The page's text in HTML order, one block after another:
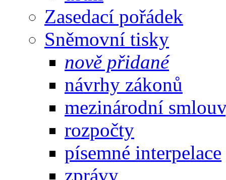
Zasedací pořádek
Sněmovní tisky
nově přidané
návrhy zákonů
mezinárodní
rozpočty
písemné interpelace
zprávy